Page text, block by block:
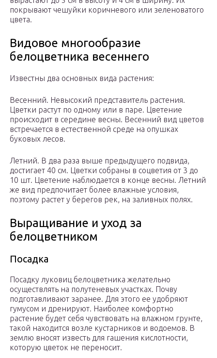
покрывают чешуйки коричневого или зеленоватого
цвета.
Видовое многообразие
белоцветника весеннего
Известны два основных вида растения:
Весенний. Невысокий представитель растения.
Цветки растут по одному или в паре. Цветение
происходит в середине весны. Весенний вид цветов
встречается в естественной среде на опушках
буковых лесов.
Летний. В два раза выше предыдущего подвида,
достигает 40 см. Цветки собраны в соцветия от 3 до
10 шт. Цветение наблюдается в конце весны. Летний
же вид предпочитает более влажные условия,
поэтому растет у берегов рек, на заливных полях.
Выращивание и уход за
белоцветником
Посадка
Посадку луковиц белоцветника желательно
осуществлять на полутеневых участках. Почву
подготавливают заранее. Для этого ее удобряют
гумусом и дренируют. Наиболее комфортно
растение будет себя чувствовать на влажном грунте,
такой находится возле кустарников и водоемов. В
землю вносят известь для гашения кислотности,
которую цветок не переносит.